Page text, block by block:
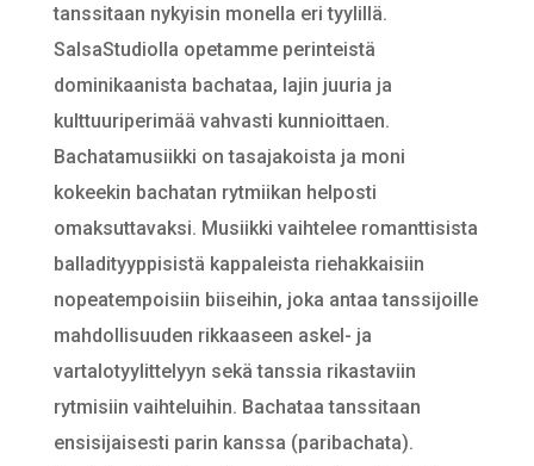
tanssitaan nykyisin monella eri tyylillä.
SalsaStudiolla opetamme perinteistä
dominikaanista bachataa, lajin juuria ja
kulttuuriperimää vahvasti kunnioittaen.
Bachatamusiikki on tasajakoista ja moni
kokeekin bachatan rytmiikan helposti
omaksuttavaksi. Musiikki vaihtelee romanttisista
balladityyppisistä kappaleista riehakkaisiin
nopeatempoisiin biiseihin, joka antaa tanssijoille
mahdollisuuden rikkaaseen askel- ja
vartalotyylittelyyn sekä tanssia rikastaviin
rytmisiin vaihteluihin. Bachataa tanssitaan
ensisijaisesti parin kanssa (paribachata).